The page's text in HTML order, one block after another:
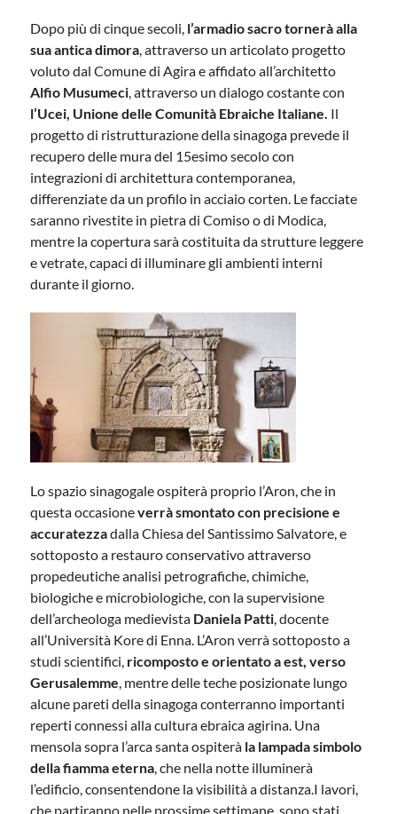
Dopo più di cinque secoli, l’armadio sacro tornerà alla
sua antica dimora, attraverso un articolato progetto
voluto dal Comune di Agira e affidato all’architetto
Alfio Musumeci, attraverso un dialogo costante con
l’Ucei, Unione delle Comunità Ebraiche Italiane. Il
progetto di ristrutturazione della sinagoga prevede il
recupero delle mura del 15esimo secolo con
integrazioni di architettura contemporanea,
differenziate da un profilo in acciaio corten. Le facciate
saranno rivestite in pietra di Comiso o di Modica,
mentre la copertura sarà costituita da strutture leggere
e vetrate, capaci di illuminare gli ambienti interni
durante il giorno.
Lo spazio sinagogale ospiterà proprio l’Aron, che in
questa occasioneverrà smontato con precisione e
accuratezzadalla Chiesa del Santissimo Salvatore, e
sottoposto a restauro conservativo attraverso
propedeutiche analisi petrografiche, chimiche,
biologiche e microbiologiche, con la supervisione
dell’archeologa medievista Daniela Patti, docente
all’Università Kore di Enna. L’Aron verrà sottoposto a
studi scientifici, ricomposto e orientato a est, verso
Gerusalemme, mentre delle teche posizionate lungo
alcune pareti della sinagoga conterranno importanti
reperti connessi alla cultura ebraica agirina. Una
mensola sopra l’arca santa ospiterà la lampada simbolo
della fiamma eterna, che nella notte illuminerà
l’edificio, consentendone la visibilità a distanza.I lavori,
che partiranno nelle prossime settimane, sono stati